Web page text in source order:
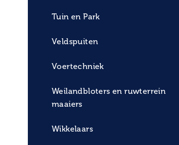
Tuin en Park
Veldspuiten
Voertechniek
Weilandbloters en ruwterrein
maaiers
Wikkelaars